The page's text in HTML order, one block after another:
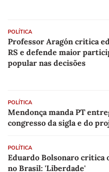
POLÍTICA
Professor Aragón critica
RS e defende maior
popular nas decisões
POLÍTICA
Mendonça manda PT
congresso da sigla e do
POLÍTICA
Eduardo Bolsonaro critica
no Brasil: 'Liberdade'